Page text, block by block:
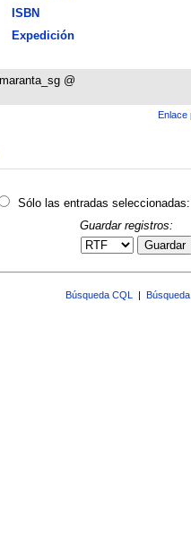
ISBN
Expedición
@
Enlace
Sólo las entradas seleccionadas:
Guardar registros:
Guardar
Búsqueda CQL